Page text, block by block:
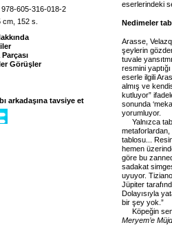
978-605-316-018-2
cm, 152 s.
Görüşler
arkadaşına tavsiye et
eserlerindeki
Nedimeler
Arasse,
şeylerin
tuvale
resmini
eserle ilgili
almış ve
kutluyor”
sonunda
yorumluyor.
Yalnızca
metaforlardan,
tablosu...
hemen
göre bu
sadakat
uyuyor.
Jüpiter
Dolayısıyla
bir şey yok.”
Köpeğin
Meryem’e